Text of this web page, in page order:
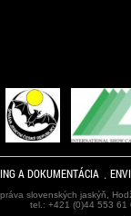
A DOKUMENTÁCIA
slovenských jaskýň,
tel.: +421 (0)44 553